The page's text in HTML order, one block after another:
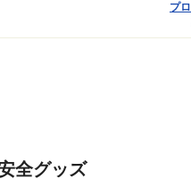
プ
全グッズ